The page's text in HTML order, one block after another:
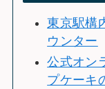
東京駅構
ウンター
公式オン
プケーキ